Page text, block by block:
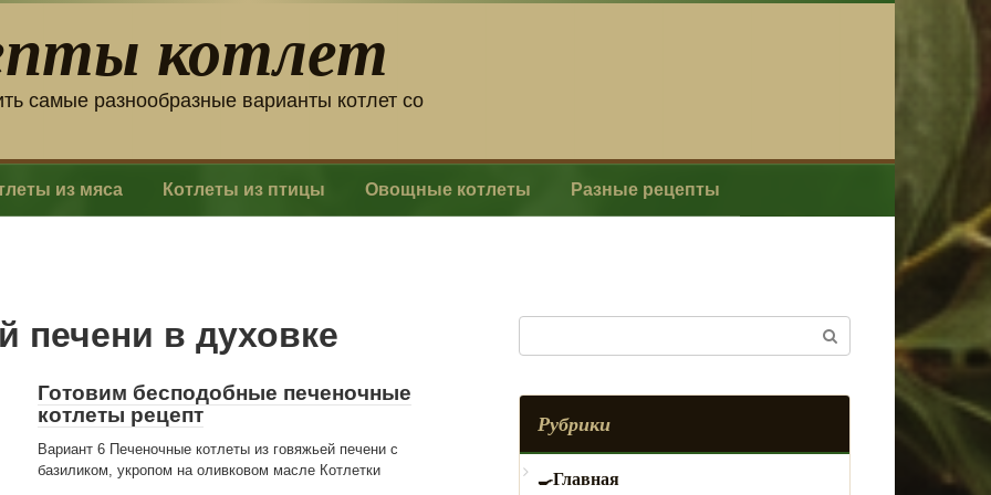
котлет
самые разнообразные варианты котлет со
из мяса Котлеты из птицы Овощные котлеты Разные рецепты
печени в духовке
Готовим бесподобные печеночные
котлеты рецепт
Вариант 6 Печеночные котлеты из говяжьей печени с
базиликом, укропом на оливковом масле Котлетки
Рубрики
Главная